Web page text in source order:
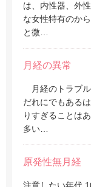
は、内性器、外
な女性特有のか
と微…
月経の異常
月経のトラブ
だれにでもある
りすぎることは
多い…
原発性無月経